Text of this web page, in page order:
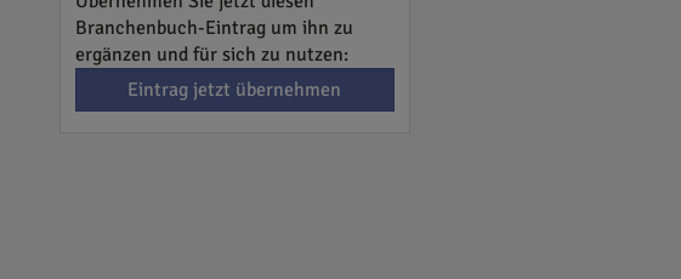
Branchenbuch-Eintrag um ihn zu
ergänzen und für sich zu nutzen:
Eintrag jetzt übernehmen